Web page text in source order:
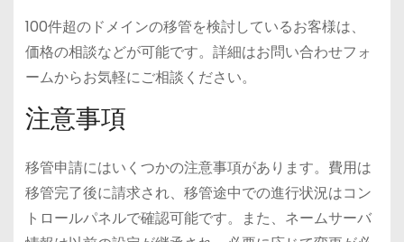
100件超のドメインの移管を検討しているお客様は、
価格の相談などが可能です。詳細はお問い合わせフォ
ームからお気軽にご相談ください。
注意事項
移管申請にはいくつかの注意事項があります。費用は
移管完了後に請求され、移管途中での進行状況はコン
トロールパネルで確認可能です。また、ネームサーバ